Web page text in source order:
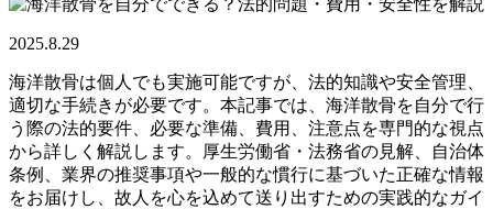
2025.8.29
海洋散骨は個人でも実施可能ですが、法的知識や安全管理、
適切な手続きが必要です。本記事では、海洋散骨を自分で行
う際の法的要件、必要な準備、費用、注意点を専門的な視点
から詳しく解説します。厚生労働省・法務省の見解、自治体
条例、業界の推奨事項や一般的な慣行に基づいた正確な情報
をお届けし、故人を心を込めて送り出すための実践的なガイ